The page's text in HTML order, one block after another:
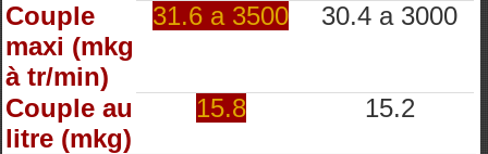
Couple
maxi (mkg
à tr/min)
31.6 a 3500 30.4 a 3000
Couple au
litre (mkg)
15.8 15.2